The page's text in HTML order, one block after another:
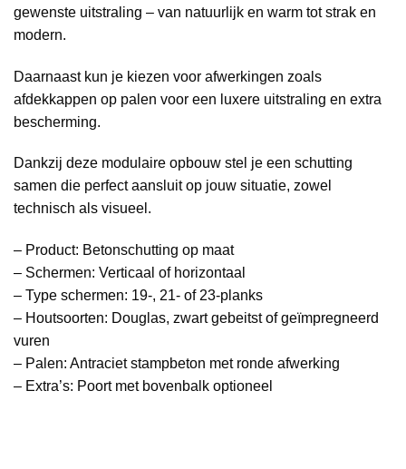
gewenste uitstraling – van natuurlijk en warm tot strak en
modern.
Daarnaast kun je kiezen voor afwerkingen zoals
afdekkappen op palen voor een luxere uitstraling en extra
bescherming.
Dankzij deze modulaire opbouw stel je een schutting
samen die perfect aansluit op jouw situatie, zowel
technisch als visueel.
– Product: Betonschutting op maat
– Schermen: Verticaal of horizontaal
– Type schermen: 19-, 21- of 23-planks
– Houtsoorten: Douglas, zwart gebeitst of geïmpregneerd
vuren
– Palen: Antraciet stampbeton met ronde afwerking
– Extra’s: Poort met bovenbalk optioneel